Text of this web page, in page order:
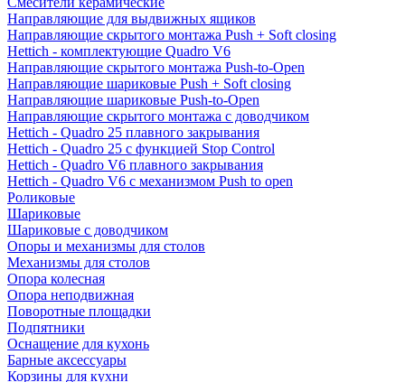
Направляющие для выдвижных ящиков
Направляющие скрытого монтажа Push + Soft closing
Hettich - комплектующие Quadro V6
Направляющие скрытого монтажа Push-to-Open
Направляющие шариковые Push + Soft closing
Направляющие шариковые Push-to-Open
Направляющие скрытого монтажа с доводчиком
Hettich - Quadro 25 плавного закрывания
Hettich - Quadro 25 с функцией Stop Control
Hettich - Quadro V6 плавного закрывания
Hettich - Quadro V6 с механизмом Push to open
Роликовые
Шариковые
Шариковые с доводчиком
Опоры и механизмы для столов
Механизмы для столов
Опора колесная
Опора неподвижная
Поворотные площадки
Подпятники
Оснащение для кухонь
Барные аксессуары
Корзины для кухни